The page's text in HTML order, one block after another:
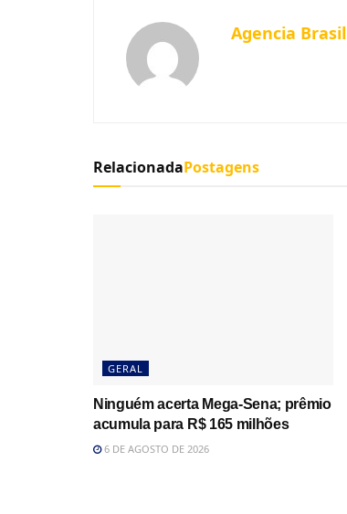
Agencia Brasil
RelacionadaPostagens
GERAL
Ninguém acerta Mega-Sena; prêmio
acumula para R$ 165 milhões
6 DE AGOSTO DE 2026